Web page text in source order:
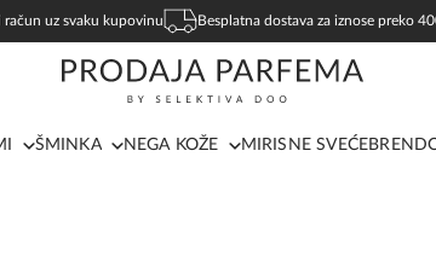
račun uz svaku kupovinu Besplatna dostava za iznose preko
ŠMINKA NEGA KOŽE MIRISNE SVEĆE